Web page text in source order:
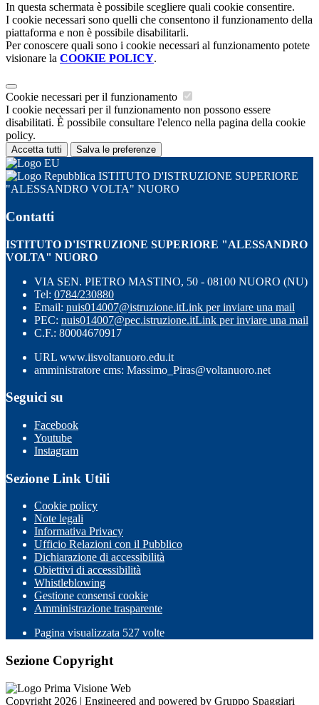
In questa schermata è possibile scegliere quali cookie consentire.
I cookie necessari sono quelli che consentono il funzionamento della
piattaforma e non è possibile disabilitarli.
Per conoscere quali sono i cookie necessari al funzionamento potete
visionare la COOKIE POLICY.
Cookie necessari per il funzionamento
I cookie necessari per il funzionamento non possono essere
disabilitati. È possibile consultare l'elenco nella pagina della cookie
policy.
Accetta tutti Salva le preferenze
ISTITUTO D'ISTRUZIONE SUPERIORE
"ALESSANDRO VOLTA" NUORO
Contatti
ISTITUTO D'ISTRUZIONE SUPERIORE "ALESSANDRO
VOLTA" NUORO
VIA SEN. PIETRO MASTINO, 50 - 08100 NUORO (NU)
Tel: 0784/230880
Email: nuis014007@istruzione.itLink per inviare una mail
PEC: nuis014007@pec.istruzione.itLink per inviare una mail
C.F.: 80004670917
URL www.iisvoltanuoro.edu.it
amministratore cms: Massimo_Piras@voltanuoro.net
Seguici su
Facebook
Youtube
Instagram
Sezione Link Utili
Cookie policy
Note legali
Informativa Privacy
Ufficio Relazioni con il Pubblico
Dichiarazione di accessibilità
Obiettivi di accessibilità
Whistleblowing
Gestione consensi cookie
Amministrazione trasparente
Pagina visualizzata 527 volte
Sezione Copyright
Copyright 2026 | Engineered and powered by Gruppo Spaggiari